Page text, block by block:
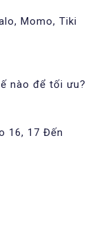
Momo, Tiki
nào để tối ưu?
16, 17 Đến